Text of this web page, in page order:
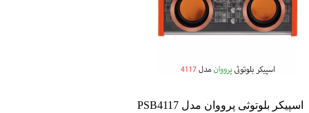
اسپیکر بلوتوثی پرووان مدل PSB4117